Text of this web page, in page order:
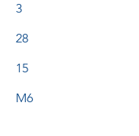
3
28
15
M6